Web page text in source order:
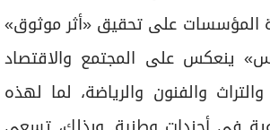
المؤسسات على تحقيق «أثر موثوق»
ينعكس على المجتمع والاقتصاد
والتراث والفنون والرياضة، لما لهذه